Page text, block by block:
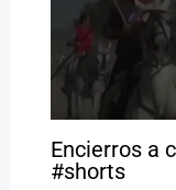
Encierros a
#shorts